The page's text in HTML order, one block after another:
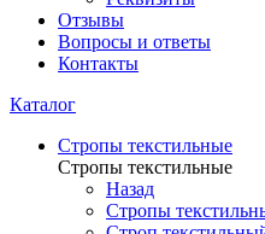
Отзывы
Вопросы и ответы
Контакты
Каталог
Стропы текстильные
Стропы текстильные
Назад
Стропы